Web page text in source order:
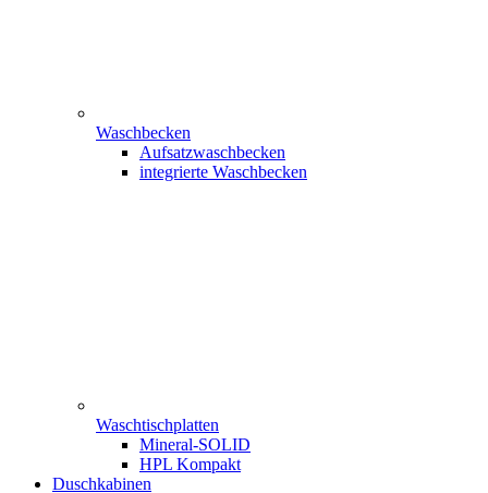
Waschbecken
Aufsatzwaschbecken
integrierte Waschbecken
Waschtischplatten
Mineral-SOLID
HPL Kompakt
Duschkabinen